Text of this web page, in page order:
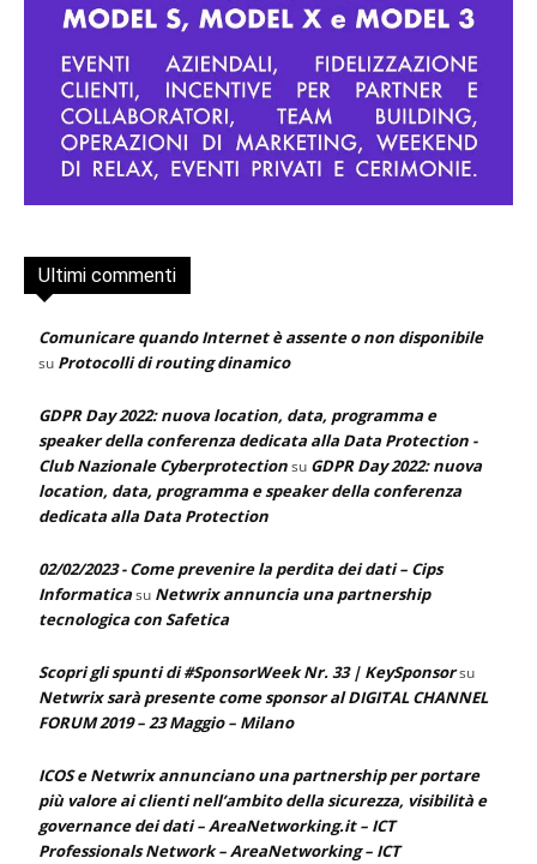
Ultimi commenti
Comunicare quando Internet è assente o non disponibile
su Protocolli di routing dinamico
GDPR Day 2022: nuova location, data, programma e
speaker della conferenza dedicata alla Data Protection -
Club Nazionale Cyberprotectionsu GDPR Day 2022: nuova
location, data, programma e speaker della conferenza
dedicata alla Data Protection
02/02/2023 - Come prevenire la perdita dei dati – Cips
Informaticasu Netwrix annuncia una partnership
tecnologica con Safetica
Scopri gli spunti di #SponsorWeek Nr. 33 | KeySponsorsu
Netwrix sarà presente come sponsor al DIGITAL CHANNEL
FORUM 2019 – 23 Maggio – Milano
ICOS e Netwrix annunciano una partnership per portare
più valore ai clienti nell’ambito della sicurezza, visibilità e
governance dei dati – AreaNetworking.it – ICT
Professionals Network – AreaNetworking – ICT